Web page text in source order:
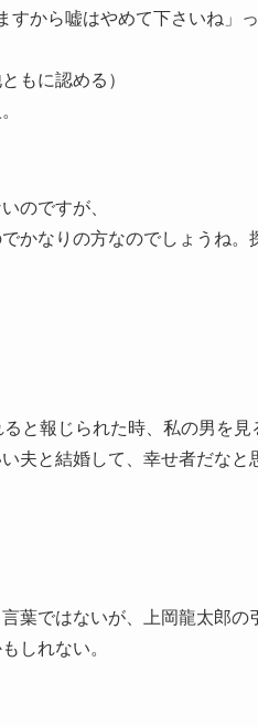
すから嘘はやめて下さいね」
もに認める）
のですが、
かなりの方なのでしょうね
と報じられた時、私の男を見
夫と結婚して、幸せ者だなと
葉ではないが、上岡龍太郎
しれない。